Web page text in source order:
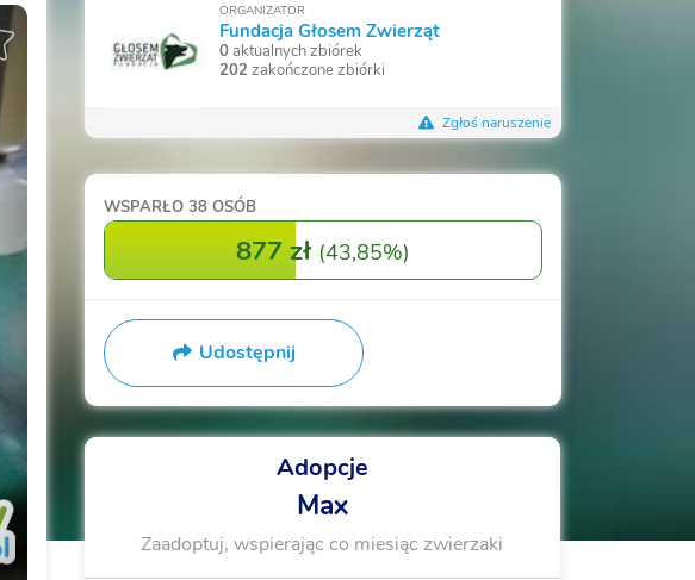
ORGANIZATOR
Fundacja Głosem Zwierząt
0aktualnych zbiórek
202 zakończone zbiórki
Zgłoś naruszenie
WSPARŁO 38 OSÓB
877 zł (43,85%)
Udostępnij
Adopcje
Max
Zaadoptuj, wspierając co miesiąc zwierzaki